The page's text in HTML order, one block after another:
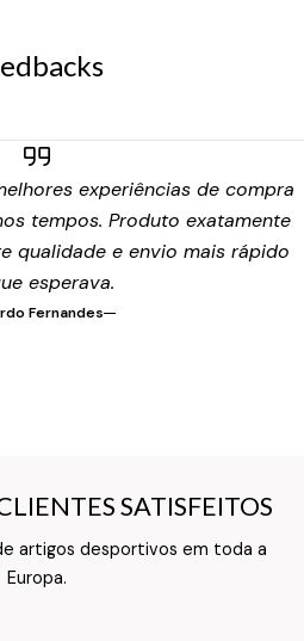
experiências de compra
tempos. Produto exatamente
qualidade e envio mais rápido
esperava.
Fernandes
SATISFEITOS
artigos desportivos em toda a
Europa.
SATISFEITOS
Cartão de Informação